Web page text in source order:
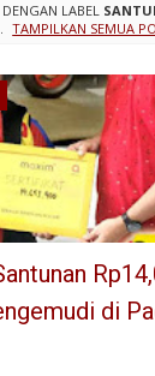
LABEL
. TAMPILKAN SEMUA
di